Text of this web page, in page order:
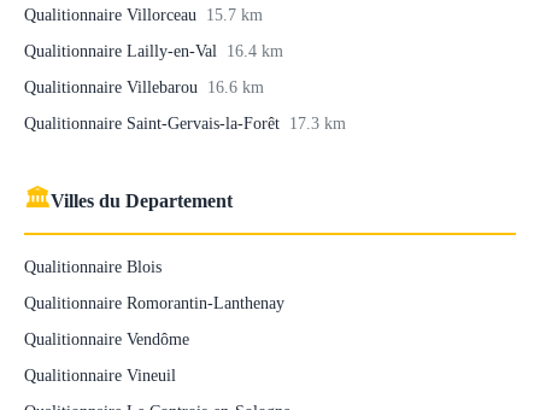
Qualitionnaire Villorceau 15.7 km
Qualitionnaire Lailly-en-Val 16.4 km
Qualitionnaire Villebarou 16.6 km
Qualitionnaire Saint-Gervais-la-Forêt 17.3 km
🏛Villes du Departement
Qualitionnaire Blois
Qualitionnaire Romorantin-Lanthenay
Qualitionnaire Vendôme
Qualitionnaire Vineuil